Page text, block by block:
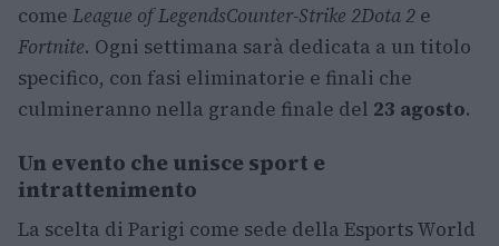
come League of LegendsCounter-Strike 2Dota 2 e
Fortnite. Ogni settimana sarà dedicata a un titolo
specifico, con fasi eliminatorie e finali che
culmineranno nella grande finale del 23 agosto.
Un evento che unisce sport e
intrattenimento
La scelta di Parigi come sede della Esports World